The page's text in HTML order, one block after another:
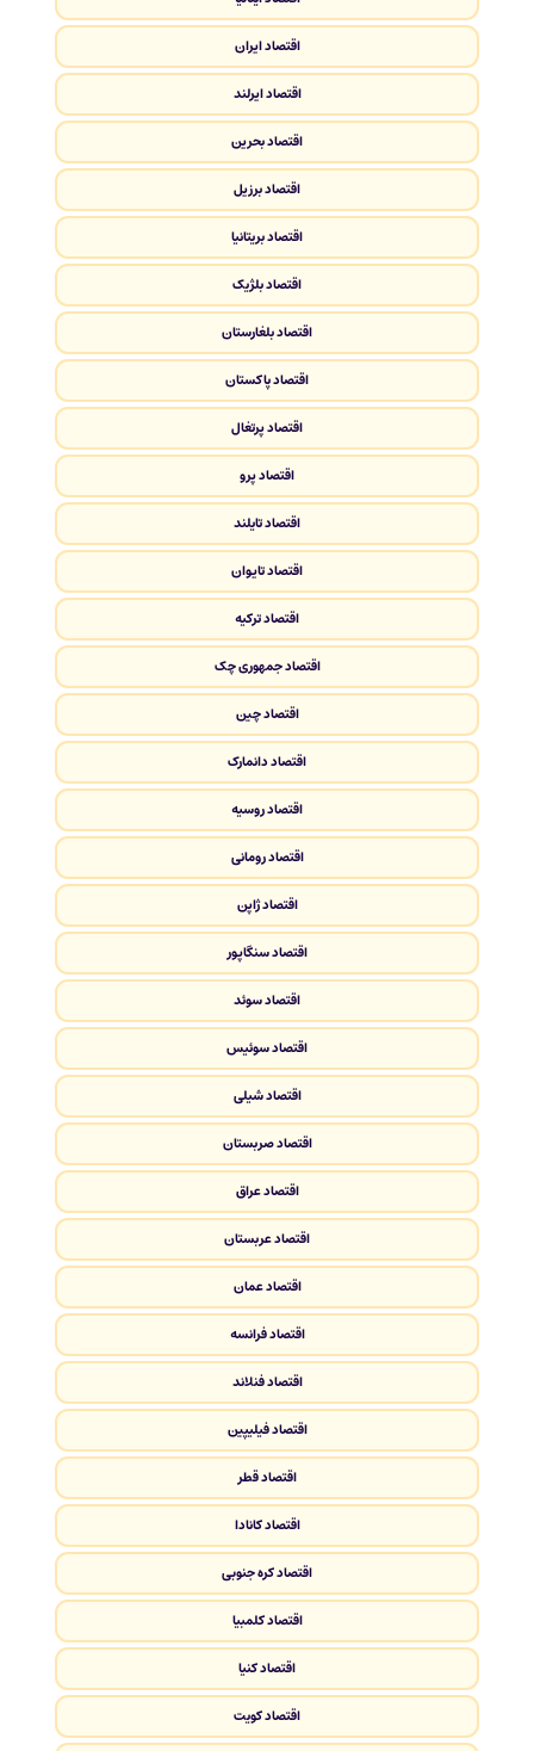
اقتصاد ایران
اقتصاد ایرلند
اقتصاد بحرین
اقتصاد برزیل
اقتصاد بریتانیا
اقتصاد بلژیک
اقتصاد بلغارستان
اقتصاد پاکستان
اقتصاد پرتغال
اقتصاد پرو
اقتصاد تایلند
اقتصاد تایوان
اقتصاد ترکیه
اقتصاد جمهوری چک
اقتصاد چین
اقتصاد دانمارک
اقتصاد روسیه
اقتصاد رومانی
اقتصاد ژاپن
اقتصاد سنگاپور
اقتصاد سوئد
اقتصاد سوئیس
اقتصاد شیلی
اقتصاد صربستان
اقتصاد عراق
اقتصاد عربستان
اقتصاد عمان
اقتصاد فرانسه
اقتصاد فنلاند
اقتصاد فیلیپین
اقتصاد قطر
اقتصاد کانادا
اقتصاد کره جنوبی
اقتصاد کلمبیا
اقتصاد کنیا
اقتصاد کویت